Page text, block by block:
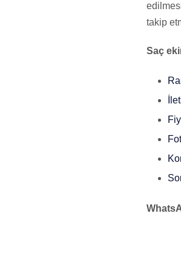
takip
Saç